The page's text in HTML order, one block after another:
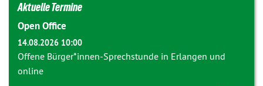
Aktuelle Termine
Open Office
14.08.2026 10:00
Offene Bürger*innen-Sprechstunde in Erlangen und
online